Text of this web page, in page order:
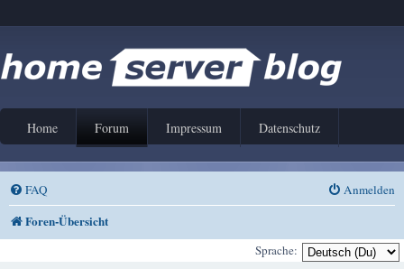
Home Forum Impressum Datenschutz
FAQ Anmelden
Foren-Übersicht
Sprache: